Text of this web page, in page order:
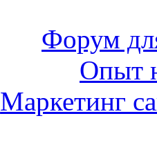
Форум
Опыт
Маркетинг